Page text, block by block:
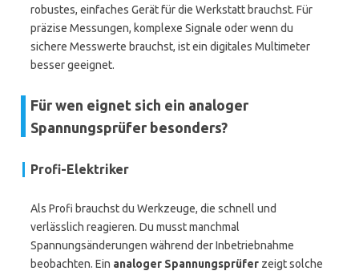
robustes, einfaches Gerät für die Werkstatt brauchst. Für
präzise Messungen, komplexe Signale oder wenn du
sichere Messwerte brauchst, ist ein digitales Multimeter
besser geeignet.
Für wen eignet sich ein analoger
Spannungsprüfer besonders?
Profi-Elektriker
Als Profi brauchst du Werkzeuge, die schnell und
verlässlich reagieren. Du musst manchmal
Spannungsänderungen während der Inbetriebnahme
beobachten. Ein analoger Spannungsprüfer zeigt solche